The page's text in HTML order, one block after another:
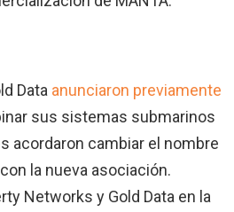
Data anunciaron previamente
sus sistemas submarinos
acordaron cambiar el nombre
la nueva asociación.
Networks y Gold Data en la